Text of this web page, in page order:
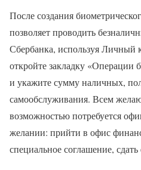
После создания
позволяет проводить
Сбербанка, используя
откройте закладку «Операции
и укажите сумму наличных,
самообслуживания. Всем
возможностью потребуется
желании: прийти в офис
специальное соглашение, сдать